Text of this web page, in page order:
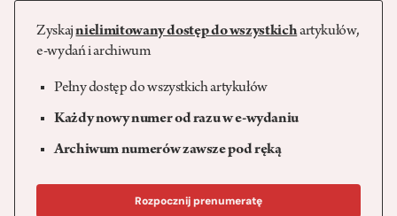
Zyskajnielimitowany dostęp do wszystkichartykułów,
e-wydań i archiwum
Pełny dostęp do wszystkich artykułów
Każdy nowy numer od razu w e-wydaniu
Archiwum numerów zawsze pod ręką
Rozpocznij prenumeratę